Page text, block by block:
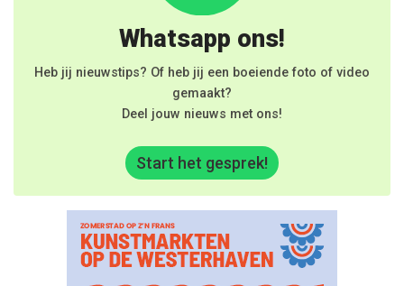
Whatsapp ons!
Heb jij nieuwstips? Of heb jij een boeiende foto of video
gemaakt?
Deel jouw nieuws met ons!
Start het gesprek!